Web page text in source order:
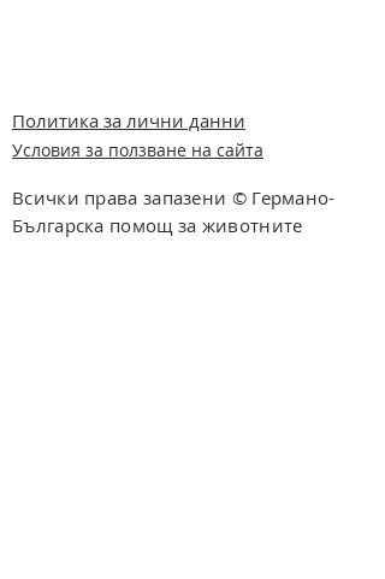
Политика за лични данни
Условия за ползване на сайта
Всички права запазени © Германо-
Българска помощ за животните